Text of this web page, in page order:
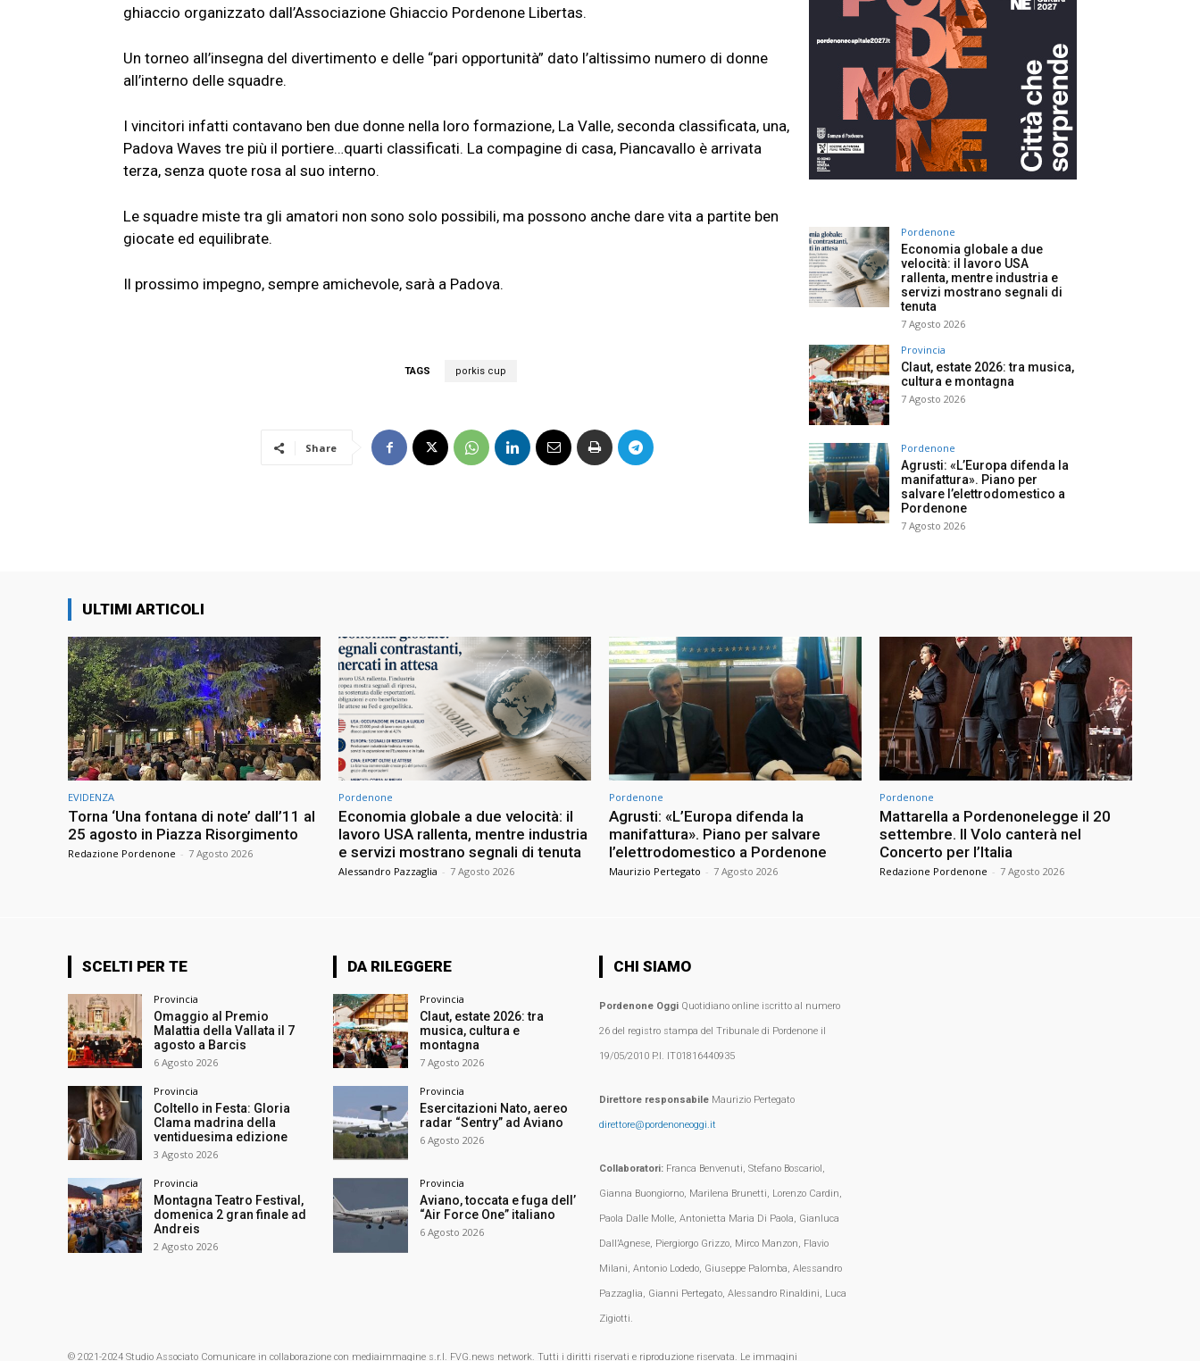
ghiaccio organizzato dall’Associazione Ghiaccio Pordenone Libertas.
Un torneo all’insegna del divertimento e delle “pari opportunità” dato l’altissimo numero di donne
all’interno delle squadre.
I vincitori infatti contavano ben due donne nella loro formazione, La Valle, seconda classificata, una,
Padova Waves tre più il portiere…quarti classificati. La compagine di casa, Piancavallo è arrivata
terza, senza quote rosa al suo interno.
Le squadre miste tra gli amatori non sono solo possibili, ma possono anche dare vita a partite ben
giocate ed equilibrate.
Il prossimo impegno, sempre amichevole, sarà a Padova.
TAGS porkis cup
Share
Pordenone
Economia globale a due
velocità: il lavoro USA
rallenta, mentre industria e
servizi mostrano segnali di
tenuta
7 Agosto 2026
Provincia
Claut, estate 2026: tra musica,
cultura e montagna
7 Agosto 2026
Pordenone
Agrusti: «L’Europa difenda la
manifattura». Piano per
salvare l’elettrodomestico a
Pordenone
7 Agosto 2026
ULTIMI ARTICOLI
EVIDENZA
Torna ‘Una fontana di note’ dall’11 al
25 agosto in Piazza Risorgimento
Redazione Pordenone - 7 Agosto 2026
Pordenone
Economia globale a due velocità: il
lavoro USA rallenta, mentre industria
e servizi mostrano segnali di tenuta
Alessandro Pazzaglia - 7 Agosto 2026
Pordenone
Agrusti: «L’Europa difenda la
manifattura». Piano per salvare
l’elettrodomestico a Pordenone
Maurizio Pertegato - 7 Agosto 2026
Pordenone
Mattarella a Pordenonelegge il 20
settembre. Il Volo canterà nel
Concerto per l’Italia
Redazione Pordenone - 7 Agosto 2026
SCELTI PER TE
Provincia
Omaggio al Premio
Malattia della Vallata il 7
agosto a Barcis
6 Agosto 2026
Provincia
Coltello in Festa: Gloria
Clama madrina della
ventiduesima edizione
3 Agosto 2026
Provincia
Montagna Teatro Festival,
domenica 2 gran finale ad
Andreis
2 Agosto 2026
DA RILEGGERE
Provincia
Claut, estate 2026: tra
musica, cultura e
montagna
7 Agosto 2026
Provincia
Esercitazioni Nato, aereo
radar “Sentry” ad Aviano
6 Agosto 2026
Provincia
Aviano, toccata e fuga dell’
“Air Force One” italiano
6 Agosto 2026
CHI SIAMO
Pordenone OggiQuotidiano online iscritto al numero
26 del registro stampa del Tribunale di Pordenone il
19/05/2010 P.I. IT01816440935
Direttore responsabileMaurizio Pertegato
direttore@pordenoneoggi.it
Collaboratori:Franca Benvenuti, Stefano Boscariol,
Gianna Buongiorno, Marilena Brunetti, Lorenzo Cardin,
Paola Dalle Molle, Antonietta Maria Di Paola, Gianluca
Dall’Agnese, Piergiorgo Grizzo, Mirco Manzon, Flavio
Milani, Antonio Lodedo, Giuseppe Palomba, Alessandro
Pazzaglia, Gianni Pertegato, Alessandro Rinaldini, Luca
Zigiotti.
© 2021-2024 Studio Associato Comunicare in collaborazione con mediaimmagine s.r.l. FVG.news network. Tutti i diritti riservati e riproduzione riservata. Le immagini